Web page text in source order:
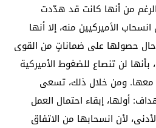
من أنها كانت قد هدّدت
الأميركيين منه، إلا أنها
حال حصولها على ضماناتٍ من القوى
لن تنصاع للضغوط الأميركية
معها. ومن خلال ذلك، تسعى
أولها، إبقاء احتمال العمل
لأن انسحابها من الاتفاق